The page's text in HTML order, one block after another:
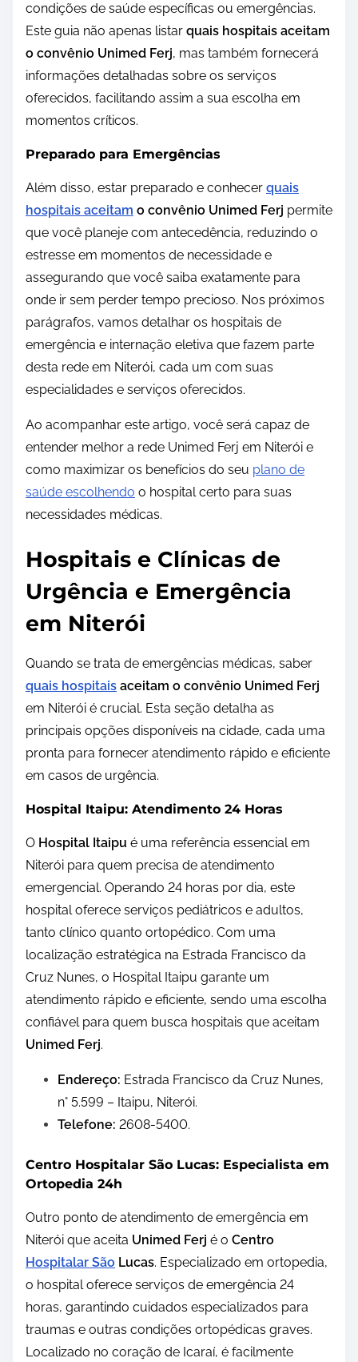
condições de saúde específicas ou emergências.
Este guia não apenas listar quais hospitais aceitam
o convênio Unimed Ferj, mas também fornecerá
informações detalhadas sobre os serviços
oferecidos, facilitando assim a sua escolha em
momentos críticos.
Preparado para Emergências
Além disso, estar preparado e conhecer quais
hospitais aceitam o convênio Unimed Ferj permite
que você planeje com antecedência, reduzindo o
estresse em momentos de necessidade e
assegurando que você saiba exatamente para
onde ir sem perder tempo precioso. Nos próximos
parágrafos, vamos detalhar os hospitais de
emergência e internação eletiva que fazem parte
desta rede em Niterói, cada um com suas
especialidades e serviços oferecidos.
Ao acompanhar este artigo, você será capaz de
entender melhor a rede Unimed Ferj em Niterói e
como maximizar os benefícios do seu plano de
saúde escolhendo o hospital certo para suas
necessidades médicas.
Hospitais e Clínicas de
Urgência e Emergência
em Niterói
Quando se trata de emergências médicas, saber
quais hospitais aceitam o convênio Unimed Ferj
em Niterói é crucial. Esta seção detalha as
principais opções disponíveis na cidade, cada uma
pronta para fornecer atendimento rápido e eficiente
em casos de urgência.
Hospital Itaipu: Atendimento 24 Horas
O Hospital Itaipu é uma referência essencial em
Niterói para quem precisa de atendimento
emergencial. Operando 24 horas por dia, este
hospital oferece serviços pediátricos e adultos,
tanto clínico quanto ortopédico. Com uma
localização estratégica na Estrada Francisco da
Cruz Nunes, o Hospital Itaipu garante um
atendimento rápido e eficiente, sendo uma escolha
confiável para quem busca hospitais que aceitam
Unimed Ferj.
Endereço: Estrada Francisco da Cruz Nunes,
n° 5.599 – Itaipu, Niterói.
Telefone: 2608-5400.
Centro Hospitalar São Lucas: Especialista em
Ortopedia 24h
Outro ponto de atendimento de emergência em
Niterói que aceita Unimed Ferj é o Centro
Hospitalar São Lucas. Especializado em ortopedia,
o hospital oferece serviços de emergência 24
horas, garantindo cuidados especializados para
traumas e outras condições ortopédicas graves.
Localizado no coração de Icaraí, é facilmente